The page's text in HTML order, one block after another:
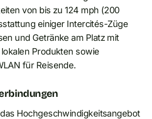
von bis zu 124 mph (200
einiger Intercités-Züge
und Getränke am Platz mit
Produkten sowie
für Reisende.
das Hochgeschwindigkeitsangebot